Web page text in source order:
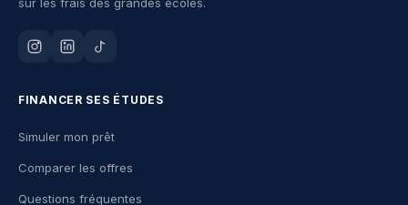
FINANCER SES ÉTUDES
Simuler mon prêt
Comparer les offres
Questions fréquentes